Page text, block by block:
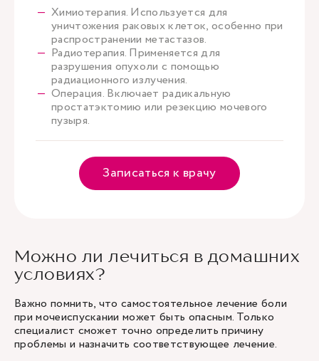
Химиотерапия. Используется для
уничтожения раковых клеток, особенно при
распространении метастазов.
Радиотерапия. Применяется для
разрушения опухоли с помощью
радиационного излучения.
Операция. Включает радикальную
простатэктомию или резекцию мочевого
пузыря.
Записаться к врачу
Можно ли лечиться в домашних
условиях?
Важно помнить, что самостоятельное лечение боли
при мочеиспускании может быть опасным. Только
специалист сможет точно определить причину
проблемы и назначить соответствующее лечение.